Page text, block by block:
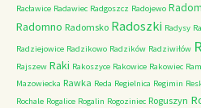
Racławice Radawiec Radgoszcz Radojewo Radom
Radomno Radomsko Radoszki Radysy
Radziejowice Radzikowo Radzików Radziwiłów
Rajszew Raki Rakoszyce Rakowice Rakowiec
Mazowiecka Rawka Reda Regielnica Regimin
Rochale Rogalice Rogalin Rogoziniec Roguszyn